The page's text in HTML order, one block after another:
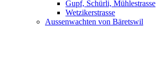
Gupf, Schürli, Mühlestrasse
Wetzikerstrasse
Aussenwachten von Bäretswil